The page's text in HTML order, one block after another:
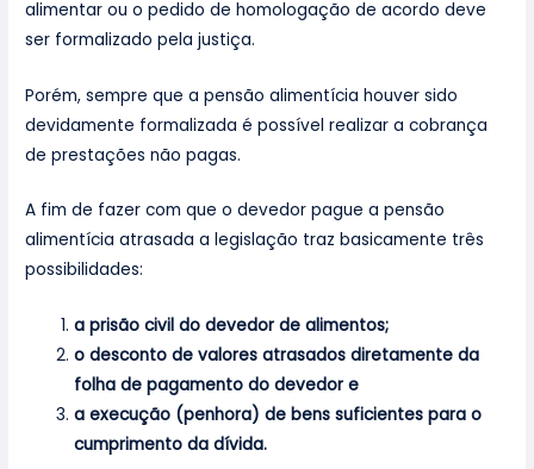
alimentar ou o pedido de homologação de acordo deve
ser formalizado pela justiça.
Porém, sempre que a pensão alimentícia houver sido
devidamente formalizada é possível realizar a cobrança
de prestações não pagas.
A fim de fazer com que o devedor pague a pensão
alimentícia atrasada a legislação traz basicamente três
possibilidades:
a prisão civil do devedor de alimentos;
o desconto de valores atrasados diretamente da
folha de pagamento do devedor e
a execução (penhora) de bens suficientes para o
cumprimento da dívida.